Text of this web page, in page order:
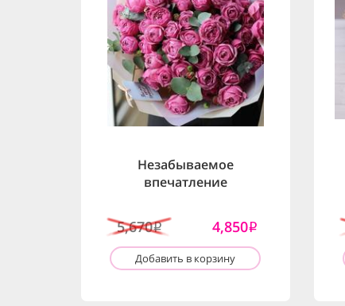
Незабываемое
впечатление
5,670i 4,850i
Добавить в корзину